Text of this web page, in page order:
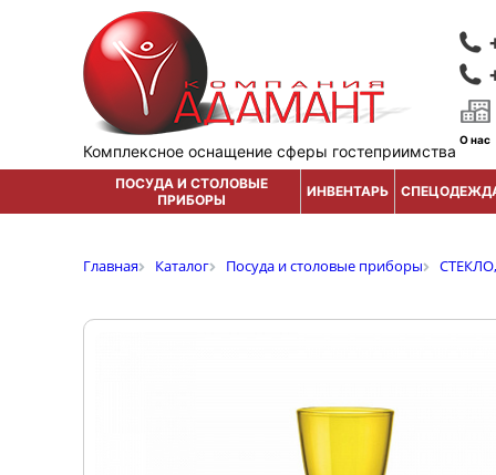
Комплексное оснащение сферы гостеприимства
О нас
ПОСУДА И СТОЛОВЫЕ
ПРИБОРЫ
ИНВЕНТАРЬ
Главная Каталог Посуда и столовые приборы